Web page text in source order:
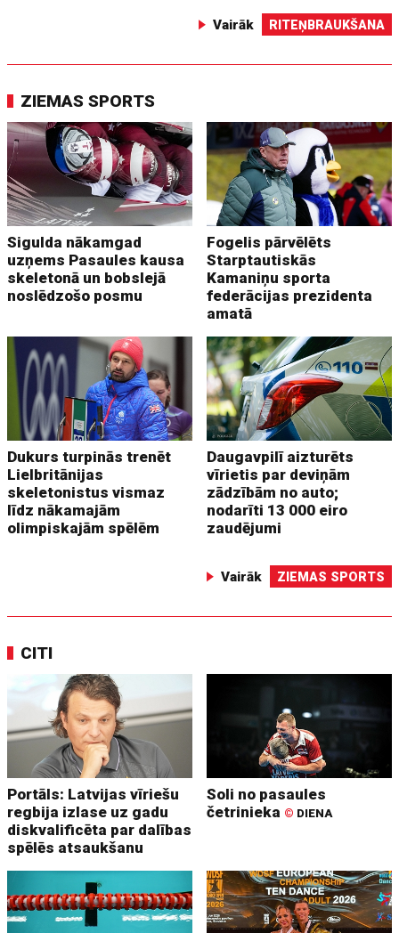
Vairāk RITEŅBRAUKŠANA
ZIEMAS SPORTS
Sigulda nākamgad
uzņems Pasaules kausa
skeletonā un bobslejā
noslēdzošo posmu
Fogelis pārvēlēts
Starptautiskās
Kamaniņu sporta
federācijas prezidenta
amatā
Dukurs turpinās trenēt
Lielbritānijas
skeletonistus vismaz
līdz nākamajām
olimpiskajām spēlēm
Daugavpilī aizturēts
vīrietis par deviņām
zādzībām no auto;
nodarīti 13 000 eiro
zaudējumi
Vairāk ZIEMAS SPORTS
CITI
Portāls: Latvijas vīriešu
regbija izlase uz gadu
diskvalificēta par dalības
spēlēs atsaukšanu
Soli no pasaules
četrinieka © DIENA